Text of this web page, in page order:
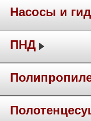
Насосы и
ПНД